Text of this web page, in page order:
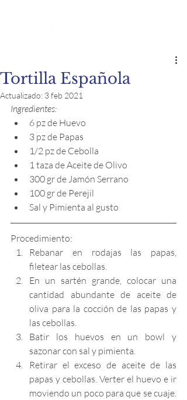
Tortilla Española
Actualizado: 3 feb 2021
Ingredientes:
6 pz de Huevo
3 pz de Papas
1/2 pz de Cebolla
1 taza de Aceite de Olivo
300 gr de Jamón Serrano
100 gr de Perejil
Sal y Pimienta al gusto
Procedimiento:
Rebanar en rodajas las papas,
filetear las cebollas.
En un sartén grande, colocar una
cantidad abundante de aceite de
oliva para la cocción de las papas y
las cebollas.
Batir los huevos en un bowl y
sazonar con sal y pimienta.
Retirar el exceso de aceite de las
papas y cebollas. Verter el huevo e ir
moviendo un poco para que se cuaje.